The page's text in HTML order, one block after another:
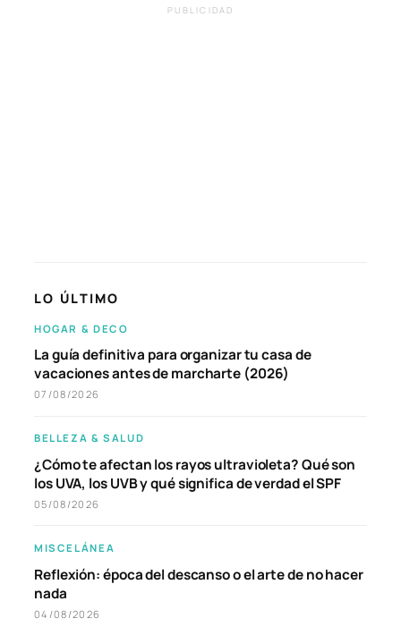
PUBLICIDAD
LO ÚLTIMO
HOGAR & DECO
La guía definitiva para organizar tu casa de
vacaciones antes de marcharte (2026)
07/08/2026
BELLEZA & SALUD
¿Cómo te afectan los rayos ultravioleta? Qué son
los UVA, los UVB y qué significa de verdad el SPF
05/08/2026
MISCELÁNEA
Reflexión: época del descanso o el arte de no hacer
nada
04/08/2026